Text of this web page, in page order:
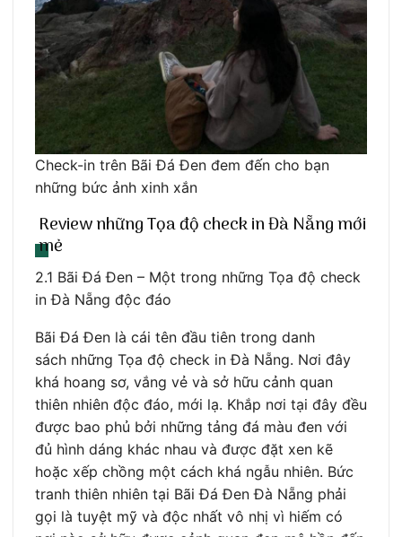
Check-in trên Bãi Đá Đen đem đến cho bạn
những bức ảnh xinh xắn
Review những Tọa độ check in Đà Nẵng mới
mẻ
2.1 Bãi Đá Đen – Một trong những Tọa độ check
in Đà Nẵng độc đáo
Bãi Đá Đen là cái tên đầu tiên trong danh
sách những Tọa độ check in Đà Nẵng. Nơi đây
khá hoang sơ, vắng vẻ và sở hữu cảnh quan
thiên nhiên độc đáo, mới lạ. Khắp nơi tại đây đều
được bao phủ bởi những tảng đá màu đen với
đủ hình dáng khác nhau và được đặt xen kẽ
hoặc xếp chồng một cách khá ngẫu nhiên. Bức
tranh thiên nhiên tại Bãi Đá Đen Đà Nẵng phải
gọi là tuyệt mỹ và độc nhất vô nhị vì hiếm có